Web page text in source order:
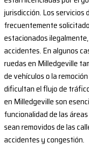
jurisdicción. Los servicios
frecuentemente
estacionados
accidentes. En algunos
ruedas en Milledgeville
de vehículos o la
dificultan el flujo de
en Milledgeville son
funcionalidad de las
sean removidos de las
accidentes y congestión.